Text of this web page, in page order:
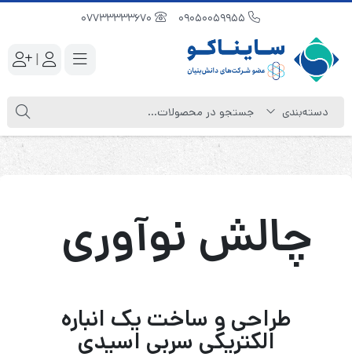
|
چالش نوآوری
طراحی و ساخت یک انباره
الکتریکی سربی اسیدی